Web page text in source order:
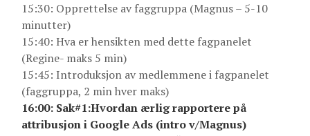
15:30: Opprettelse av faggruppa (Magnus – 5-10
minutter)
15:40: Hva er hensikten med dette fagpanelet
(Regine- maks 5 min)
15:45: Introduksjon av medlemmene i fagpanelet
(faggruppa, 2 min hver maks)
16:00: Sak#1:Hvordan ærlig rapportere på
attribusjon i Google Ads (intro v/Magnus)